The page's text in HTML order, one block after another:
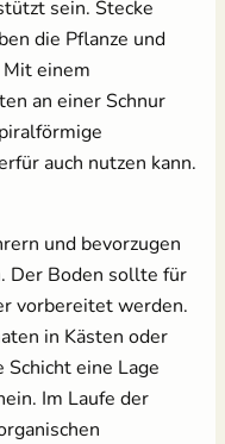
sein. Stecke
die Pflanze und
einem
an einer Schnur
auch nutzen kann.
und bevorzugen
Der Boden sollte für
vorbereitet werden.
in Kästen oder
eine Lage
Im Laufe der